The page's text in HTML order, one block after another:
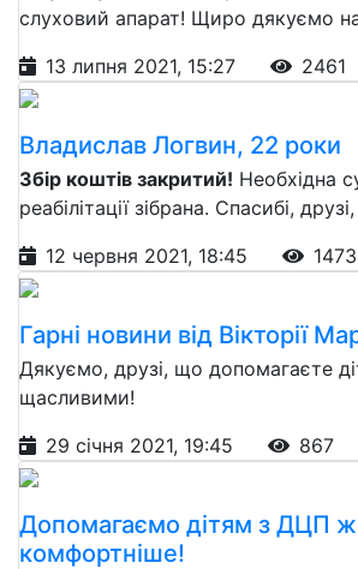
слуховий апарат! Щиро дякуємо
13 липня 2021, 15:27
2461
Владислав Логвин, 22 роки
Збір коштів закритий! Необхідна
реабілітації зібрана. Спасибі,
12 червня 2021, 18:45
1473
Гарні новини від Вікторії
Дякуємо, друзі, що допомагаєте
щасливими!
29 січня 2021, 19:45
867
Допомагаємо дітям з ДЦП
комфортніше!